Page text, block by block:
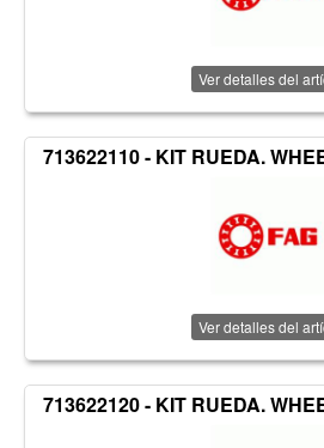
Ver detalles del
713622110 - KIT RUEDA.
Ver detalles del
713622120 - KIT RUEDA.